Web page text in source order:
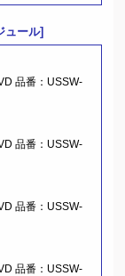
ュール]
品番：USSW-
品番：USSW-
品番：USSW-
品番：USSW-